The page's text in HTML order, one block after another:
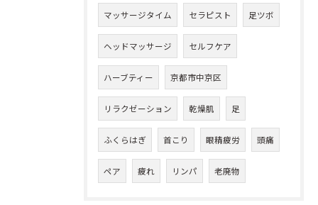
マッサージタイム セラピスト 足ツボ
ヘッドマッサージ セルフケア
ハーブティー 京都市中京区
リラクゼーション 乾燥肌 足
ふくらはぎ 首こり 眼精疲労 頭痛
ペア 疲れ リンパ 老廃物